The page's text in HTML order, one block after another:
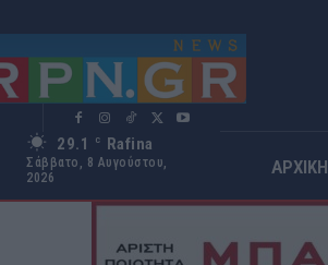
29.1 C Rafina
Σάββατο, 8 Αυγούστου,
2026
ΑΡΧΙΚΗ